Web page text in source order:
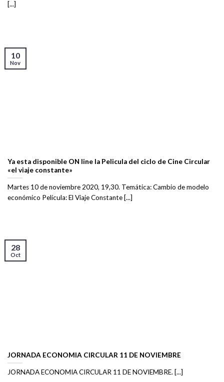
[...]
Ya esta disponible ON line la Pelicula del ciclo de Cine Circular
«el viaje constante»
Martes 10 de noviembre 2020, 19,30. Temática: Cambio de modelo
económico Película: El Viaje Constante [...]
10
Nov
JORNADA ECONOMIA CIRCULAR 11 DE NOVIEMBRE
JORNADA ECONOMIA CIRCULAR 11 DE NOVIEMBRE. [...]
28
Oct